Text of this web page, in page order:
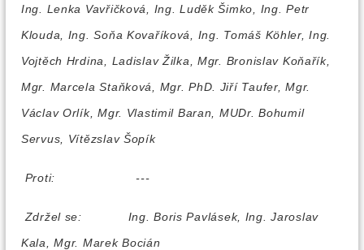
Ing. Lenka Vavřičková, Ing. Luděk Šimko, Ing. Petr
Klouda, Ing. Soňa Kovaříková, Ing. Tomáš Köhler, Ing.
Vojtěch Hrdina, Ladislav Žilka, Mgr. Bronislav Koňařík,
Mgr. Marcela Staňková, Mgr. PhD. Jiří Taufer, Mgr.
Václav Orlík, Mgr. Vlastimil Baran, MUDr. Bohumil
Servus, Vítězslav Šopík
Proti: ---
Zdržel se:
Ing. Boris Pavlásek, Ing. Jaroslav
Kala, Mgr. Marek Bocián